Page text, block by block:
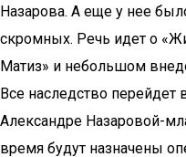
Назарова. А еще у нее
скромных. Речь идет о
Матиз» и небольшом
Все наследство перейдет
Александре Назаровой-
время будут назначены